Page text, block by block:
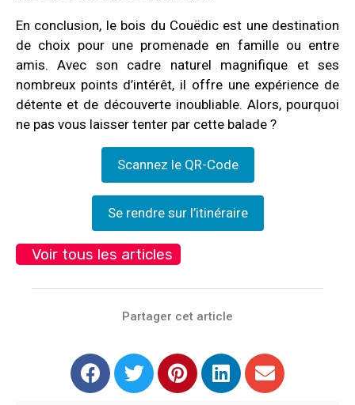
En conclusion, le bois du Couëdic est une destination
de choix pour une promenade en famille ou entre
amis. Avec son cadre naturel magnifique et ses
nombreux points d’intérêt, il offre une expérience de
détente et de découverte inoubliable. Alors, pourquoi
ne pas vous laisser tenter par cette balade ?
Scannez le QR-Code
Se rendre sur l’itinéraire
Voir tous les articles
Partager cet article